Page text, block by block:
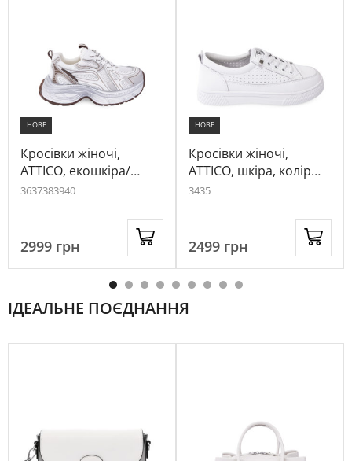
НОВЕ
Кросівки жіночі,
ATTICO, екошкіра/
текстиль, колір біло-
3637383940
2999 грн
НОВЕ
Кросівки жіночі,
ATTICO, шкіра, колір
білий, 1049104
3435
2499 грн
ІДЕАЛЬНЕ ПОЄДНАННЯ